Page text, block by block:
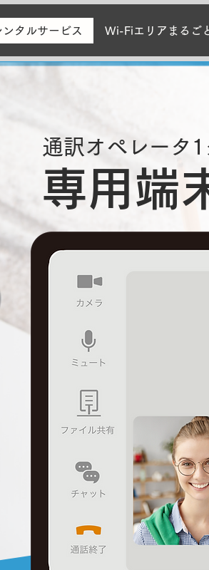
タルサービス Wi-Fiエリアまるご
通訳オペレータ
専用端